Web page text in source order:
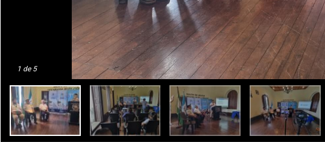
1 de 5